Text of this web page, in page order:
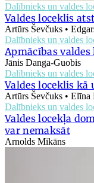
Dalībnieks un valdes
Valdes loceklis
Artūrs Ševčuks •
Dalībnieks un valdes
Apmācības
Jānis Danga-Guobis
Dalībnieks un valdes
Valdes loceklis
Artūrs Ševčuks • Elīna
Dalībnieks un valdes
Valdes locekļa
var nemaksāt
Arnolds Mikāns